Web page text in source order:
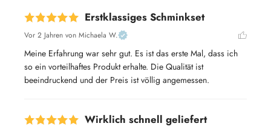
Erstklassiges Schminkset
Vor 2 Jahren von Michaela W.
Meine Erfahrung war sehr gut. Es ist das erste Mal, dass ich
so ein vorteilhaftes Produkt erhalte. Die Qualität ist
beeindruckend und der Preis ist völlig angemessen.
Wirklich schnell geliefert